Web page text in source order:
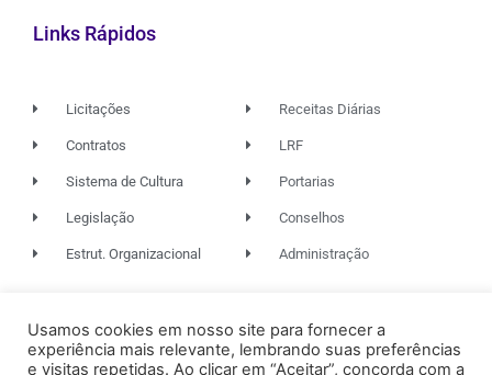
Links Rápidos
Licitações
Contratos
Sistema de Cultura
Legislação
Estrut. Organizacional
Receitas Diárias
LRF
Portarias
Conselhos
Administração
© 2026. TODOS OS DIREITOS RESERVADOS.
Usamos cookies em nosso site para fornecer a
experiência mais relevante, lembrando suas preferências
e visitas repetidas. Ao clicar em “Aceitar”, concorda com a